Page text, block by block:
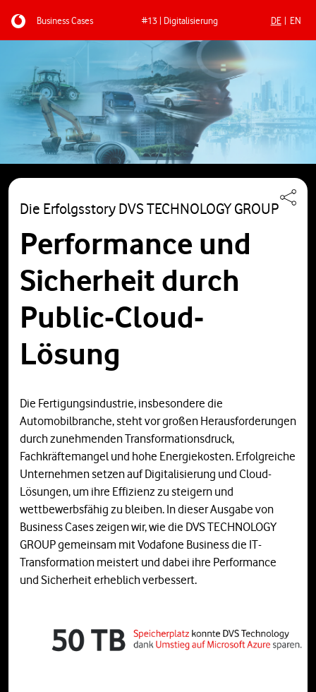
Business Cases #13 | Digitalisierung DE EN
Die Erfolgsstory DVS TECHNOLOGY GROUP
Performance und
Sicherheit durch
Public-Cloud-
Lösung
Die Fertigungsindustrie, insbesondere die
Automobilbranche, steht vor großen Herausforderungen
durch zunehmenden Transformationsdruck,
Fachkräftemangel und hohe Energiekosten. Erfolgreiche
Unternehmen setzen auf Digitalisierung und Cloud-
Lösungen, um ihre Effizienz zu steigern und
wettbewerbsfähig zu bleiben. In dieser Ausgabe von
Business Cases zeigen wir, wie die DVS TECHNOLOGY
GROUP gemeinsam mit Vodafone Business die IT-
Transformation meistert und dabei ihre Performance
und Sicherheit erheblich verbessert.